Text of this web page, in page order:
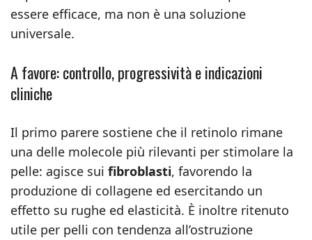
essere efficace, ma non è una soluzione
universale.
A favore: controllo, progressività e indicazioni
cliniche
Il primo parere sostiene che il retinolo rimane
una delle molecole più rilevanti per stimolare la
pelle: agisce sui fibroblasti, favorendo la
produzione di collagene ed esercitando un
effetto su rughe ed elasticità. È inoltre ritenuto
utile per pelli con tendenza all’ostruzione